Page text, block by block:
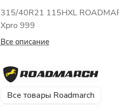
315/40R21 115HXL
Xpro 999
Все описание
Все товары Roadmarch